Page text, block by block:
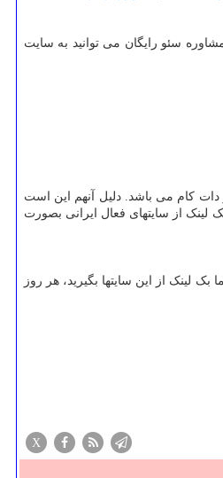
سئو رایگان می توانید به سایت
دات کام می باشد. دلیل آنهم این است
لینک از سایتهای فعال ایرانی بصورت
لینک از این سایتها بگیرید، هر روز
X